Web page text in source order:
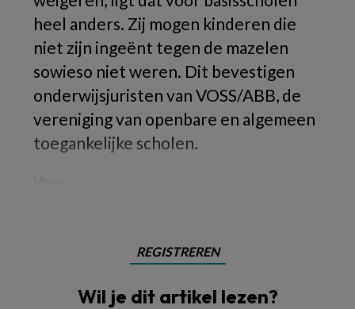
heel anders. Zij mogen kinderen die
niet zijn ingeënt tegen de mazelen
sowieso niet weren. Dit bevestigen
onderwijsjuristen van VOSS/ABB, de
vereniging van openbare en algemeen
toegankelijke scholen.
REGISTREREN
Wil je dit artikel lezen?